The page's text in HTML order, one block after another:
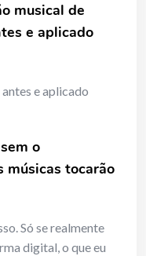
musical de
e aplicado
e aplicado
o
músicas tocarão
Só se realmente
digital, o que eu